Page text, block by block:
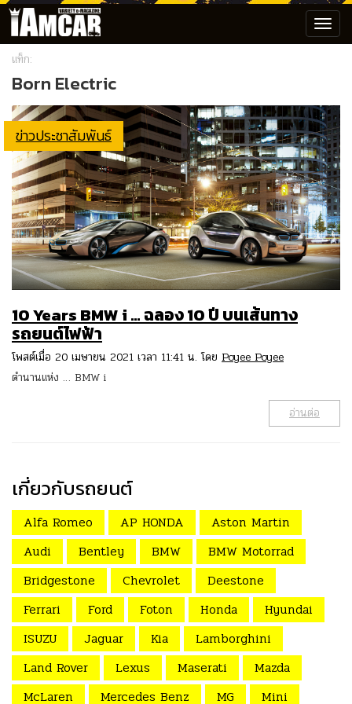
แท็ก:
Born Electric
ข่าวประชาสัมพันธ์
10 Years BMW i … ฉลอง 10 ปี บนเส้นทาง
รถยนต์ไฟฟ้า
โพสต์เมื่อ 20 เมษายน 2021 เวลา 11:41 น. โดย Poyee Poyee
ตำนานแห่ง … BMW i
อ่านต่อ
เกี่ยวกับรถยนต์
Alfa Romeo AP HONDA
Aston Martin
Audi
Bentley BMW
BMW Motorrad
Bridgestone
Chevrolet
Deestone
Ferrari
Ford Foton Honda
Hyundai
ISUZU
Jaguar Kia
Lamborghini
Land Rover
Lexus Maserati
Mazda
McLaren
Mercedes Benz MG Mini